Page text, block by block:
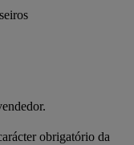
obrigatório da